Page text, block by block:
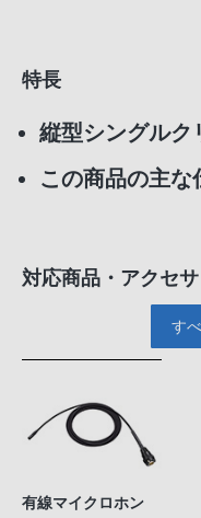
特長
縦型シングルク
この商品の主な
対応商品・アクセ
す
有線マイクロホン